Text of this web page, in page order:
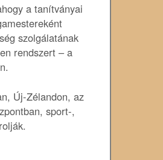
a tanítványai
szolgálatának
rendszert – a
Új-Zélandon, az
sport-,